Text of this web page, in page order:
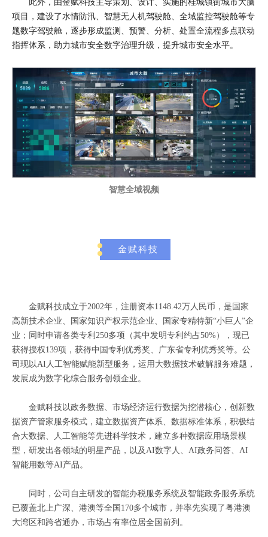
此外，由金赋科技主导策划、设计、实施的桂城镇街城市大脑
项目 ， 建设了水情防汛、智慧无人机驾驶舱、全域监控驾驶舱等专
题数字驾驶舱， 逐步形成监测、预警、分析、处置全流程多 点联动
指挥体系，助力城市安全数字治理升级，提升城市安全水平。
智慧全域视频
金赋科技
金赋科技成立于2002年，注册资本1148.42万人民币，是国家
高新技术企业、国家知识产权示范企业、国家专精特新“小巨人”企
业 ；同时申请各类专利250多项（其中发明专利约占50%），现已
获得授权139项 ，获得中国专利优秀奖、广东省专利优秀奖等。 公
司现以AI人工智能赋能新型服务，运用大数据技术破解服务难题，
发展成为数字化综合服务创领企业。
金赋科技以政务数据、市场经济运行数据为挖潜核心，创新数
据资产管家服务模式，建立数据资产体系、数据标准体系，积极结
合大数据、人工智能等先进科学技术，建立多种数据应用场景模
型，研发出各领域的明星产品，以及AI数字人、AI政务问答、AI
智能用数等AI产品。
同时，公司自主研发的智能办税服务系统及智能政务服务系统
已覆盖北上广深、港澳等全国170多个城市，并率先实现了粤港澳
大湾区和跨省通办，市场占有率位居全国前列。